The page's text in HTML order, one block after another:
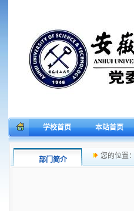
学校首页 本站首页
部门简介 您的位置：